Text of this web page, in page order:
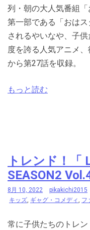
列・朝の大人気番組「
第一部である「おはス
されるやいなや、子
度を誇る人気アニメ
から第27話を収録。
もっと読む
トレンド！「
SEASON2 Vol.4
8月 10, 2022
pikakichi2015
キッズ, ギャグ・コメディ, フ
常に子供たちのトレ